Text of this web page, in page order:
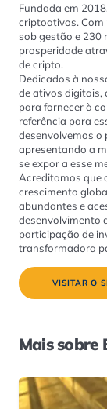
Fundada em
criptoativos. Com
sob gestão e 230
prosperidade
de cripto.
Dedicados à
de ativos digitais,
para fornecer à
referência para
desenvolvemos o
apresentando a
se expor a esse
Acreditamos que
crescimento
abundantes e
desenvolvimento
participação de
transformadora
VISITAR O
Mais sobre